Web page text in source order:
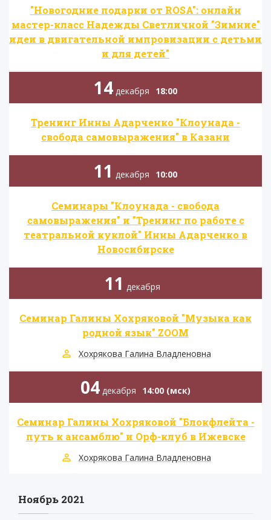
"Новогодние подарки от ROSA": онлайн
мастер-класс Надежды Светличной "Зимние"
идеи в двигательной импровизации с детьми
и для детей"
14 декабря 18:00
Тренинг Инны Адарченко "Клоунада -
свобода самовыражения" в Казани
11 декабря 10:00
Семинары "Клоунада - свобода
самовыражения" и "Тренинг по работе с
театральной куклой" Инны Адарченко в
Новосибирске
11 декабря
Семинар Галины Хохряковой "Музыка как
родной язык" ZOOM
Хохрякова Галина Владленовна
04 декабря 14:00 (мск)
Семинар Галины Хохряковой "Блокфлейта -
путь к ансамблю" и Орф-клуб в Ижевске
Хохрякова Галина Владленовна
Ноябрь 2021